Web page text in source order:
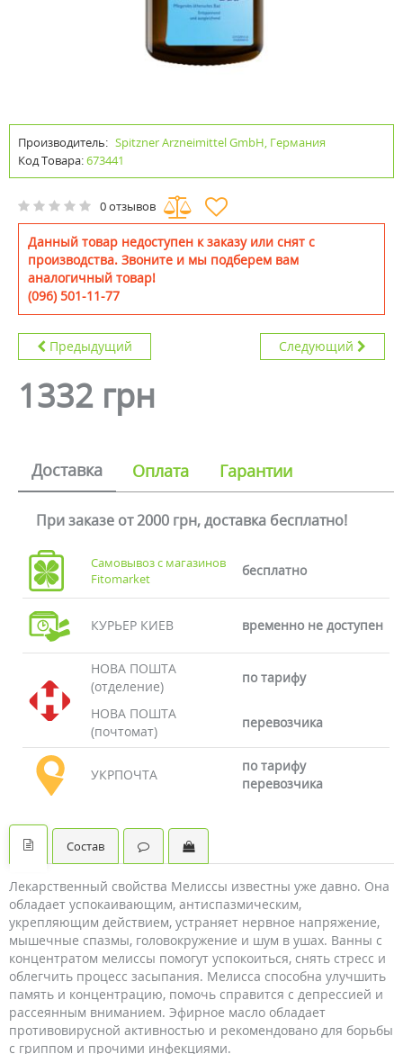
Производитель: Spitzner Arzneimittel GmbH, Германия
Код Товара:673441
0 отзывов
Данный товар недоступен к заказу или снят с
производства. Звоните и мы подберем вам
аналогичный товар!
(096) 501-11-77
Предыдущий Следующий
1332 грн
Доставка Оплата Гарантии
При заказе от 2000 грн, доставка бесплатно!
Самовывоз с магазинов
Fitomarket
бесплатно
КУРЬЕР КИЕВ временно не доступен
НОВА ПОШТА
(отделение)
по тарифу
НОВА ПОШТА
(почтомат)
перевозчика
УКРПОЧТА
по тарифу
перевозчика
Состав
Лекарственный свойства Мелиссы известны уже давно. Она
обладает успокаивающим, антиспазмическим,
укрепляющим действием, устраняет нервное напряжение,
мышечные спазмы, головокружение и шум в ушах. Ванны с
концентратом мелиссы помогут успокоиться, снять стресс и
облегчить процесс засыпания. Мелисса способна улучшить
память и концентрацию, помочь справится с депрессией и
рассеянным вниманием. Эфирное масло обладает
противовирусной активностью и рекомендовано для борьбы
с гриппом и прочими инфекциями.